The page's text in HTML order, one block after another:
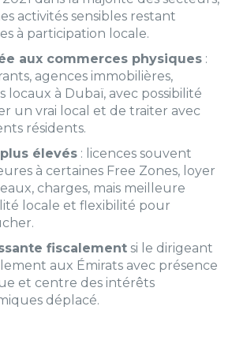
activités sensibles restant
à participation locale.
aux commerces physiques:
agences immobilières,
locaux à Dubaï, avec possibilité
un vrai local et de traiter avec
résidents.
élevés: licences souvent
à certaines Free Zones, loyer
charges, mais meilleure
locale et flexibilité pour
fiscalementsi le dirigeant
aux Émirats avec présence
et centre des intérêts
déplacé.